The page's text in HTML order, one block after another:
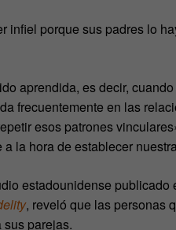
infiel porque sus padres lo
aprendida, es decir,
frecuentemente en las
esos patrones
la hora de establecer
estadounidense publicado
, reveló que las personas
sus parejas.